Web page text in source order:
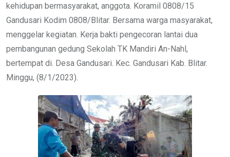
kehidupan bermasyarakat, anggota. Koramil 0808/15
Gandusari Kodim 0808/Blitar. Bersama warga masyarakat,
menggelar kegiatan. Kerja bakti pengecoran lantai dua
pembangunan gedung Sekolah TK Mandiri An-Nahl,
bertempat di. Desa Gandusari. Kec. Gandusari Kab. Blitar.
Minggu, (8/1/2023).